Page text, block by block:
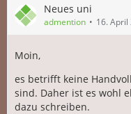
Neues uni
admention 16. April
Moin,
es betrifft keine
sind. Daher ist es wohl
dazu schreiben.